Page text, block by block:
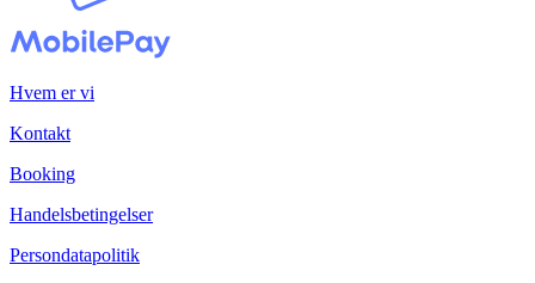
Hvem er vi
Kontakt
Booking
Handelsbetingelser
Persondatapolitik